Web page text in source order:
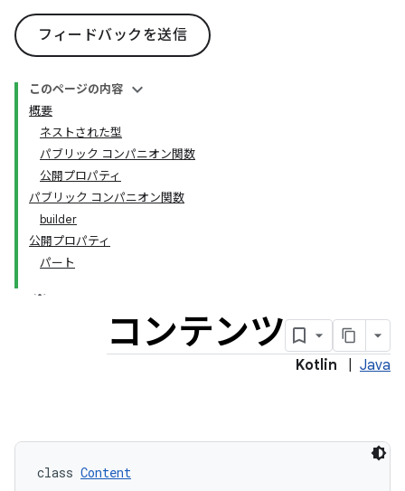
フィードバックを送信
このページの内容
概要
ネストされた型
パブリック コンパニオン関数
公開プロパティ
パブリック コンパニオン関数
builder
公開プロパティ
パート
コンテンツ
Kotlin Java
class Content